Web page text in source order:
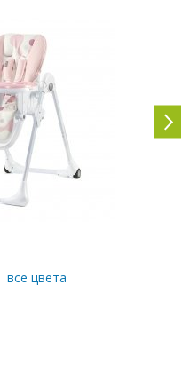
все цвета